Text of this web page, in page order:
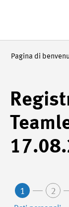
Pagina di
1 2